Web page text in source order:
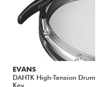
EVANS
DAHTK High-Tension Drum
Key